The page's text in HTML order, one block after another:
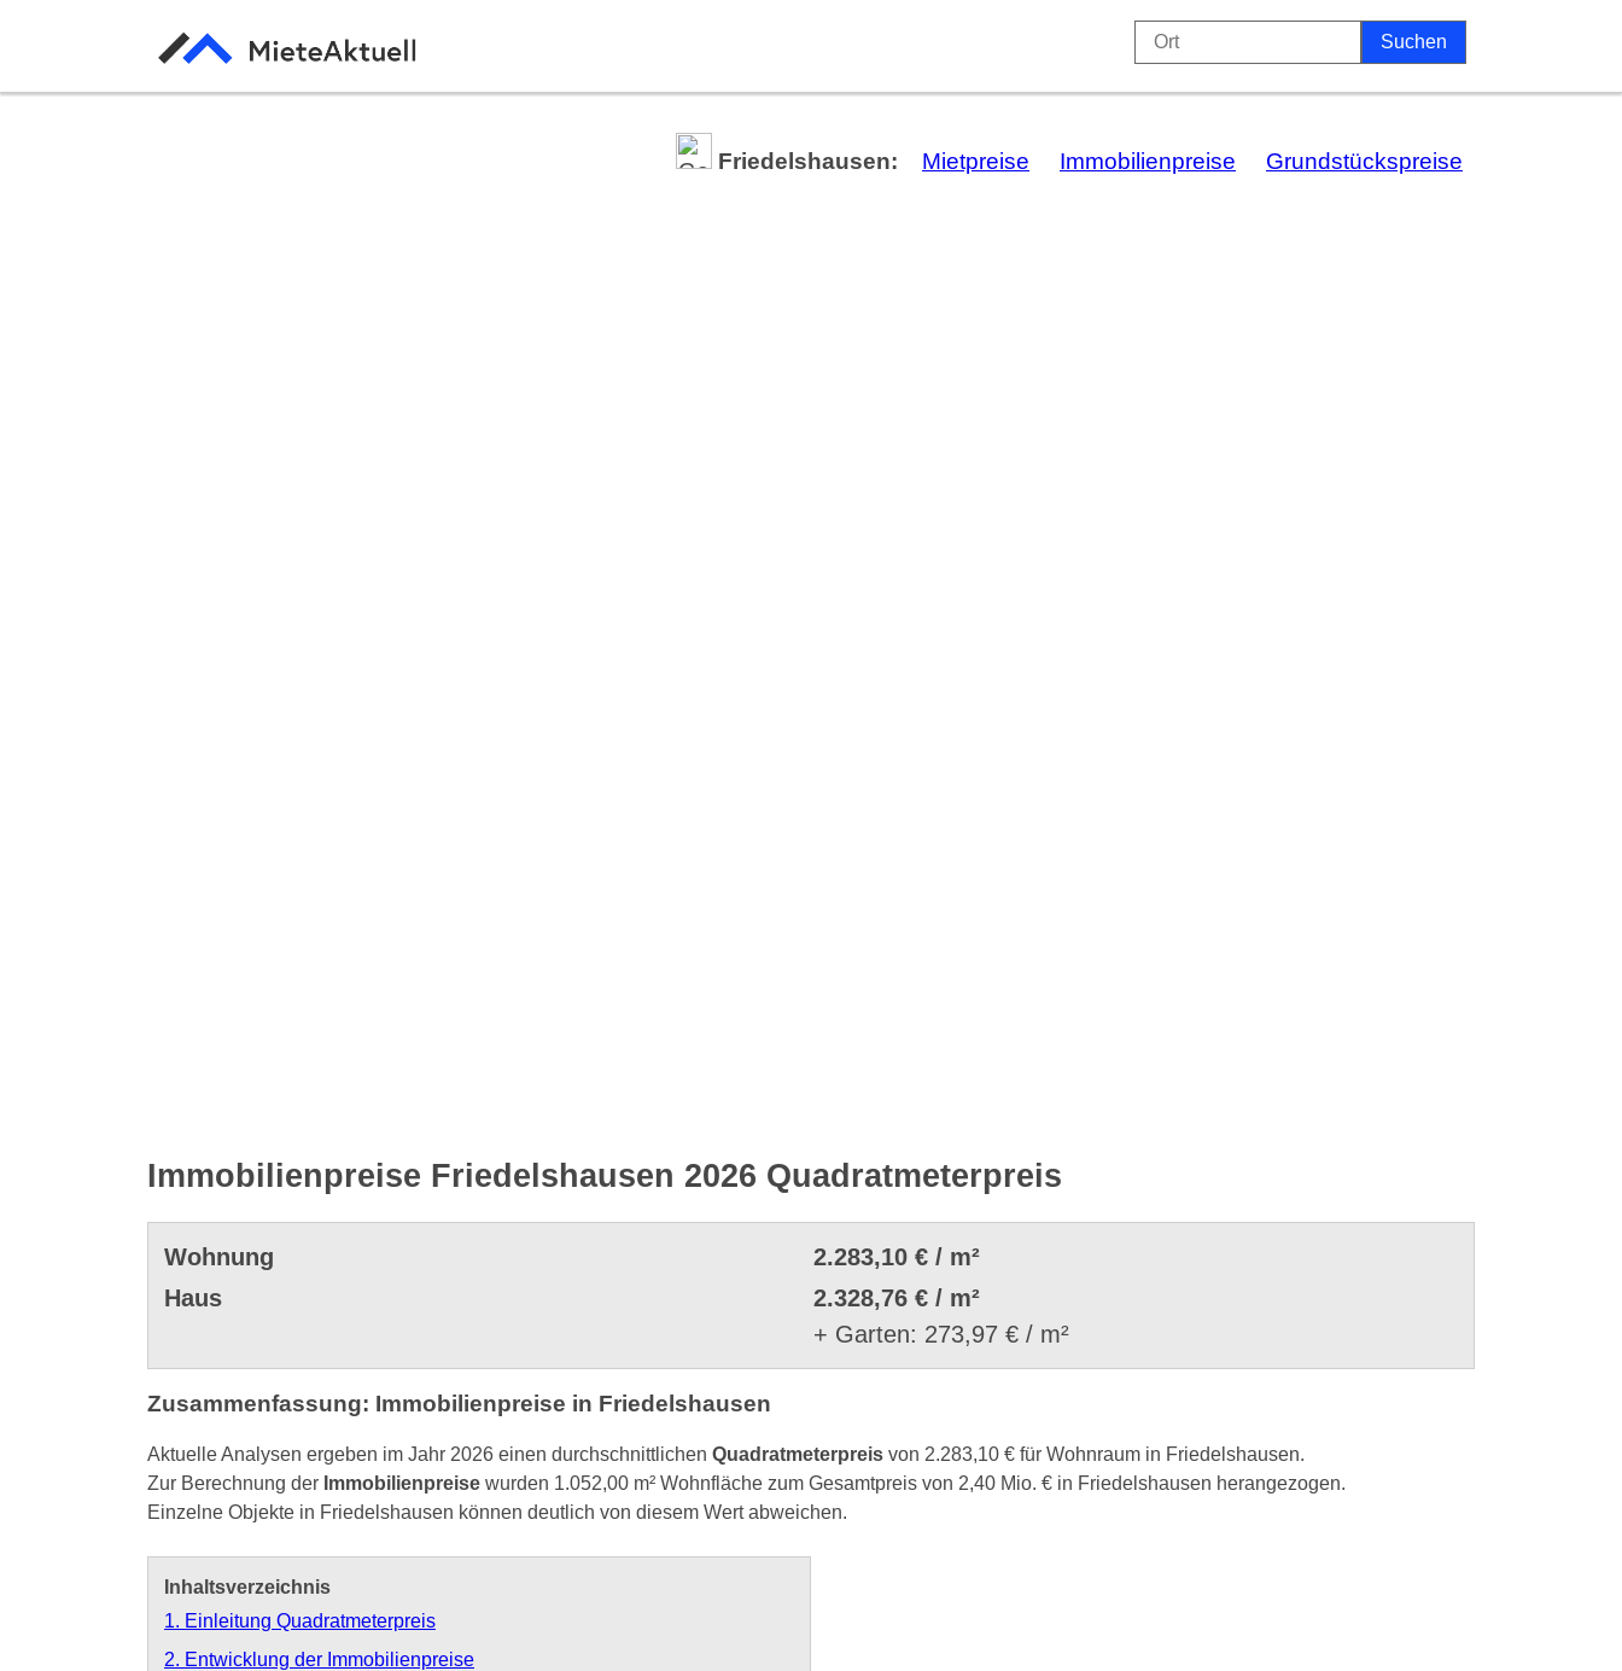
Friedelshausen: Mietpreise Immobilienpreise Grundstückspreise
Immobilienpreise Friedelshausen 2026 Quadratmeterpreis
Wohnung
2.283,10 € / m²
Haus
2.328,76 € / m²
+ Garten: 273,97 € / m²
Zusammenfassung: Immobilienpreise in Friedelshausen
Aktuelle Analysen ergeben im Jahr 2026 einen durchschnittlichen Quadratmeterpreis von 2.283,10 € für Wohnraum in Friedelshausen.
Zur Berechnung der Immobilienpreise wurden 1.052,00 m² Wohnfläche zum Gesamtpreis von 2,40 Mio. € in Friedelshausen herangezogen.
Einzelne Objekte in Friedelshausen können deutlich von diesem Wert abweichen.
Inhaltsverzeichnis
1. Einleitung Quadratmeterpreis
2. Entwicklung der Immobilienpreise